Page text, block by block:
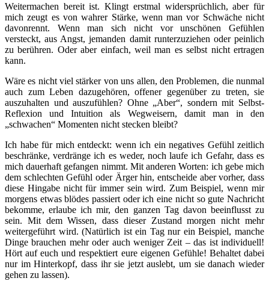
Weitermachen bereit ist. Klingt erstmal widersprüchlich, aber für
mich zeugt es von wahrer Stärke, wenn man vor Schwäche nicht
davonrennt. Wenn man sich nicht vor unschönen Gefühlen
versteckt, aus Angst, jemanden damit runterzuziehen oder peinlich
zu berühren. Oder aber einfach, weil man es selbst nicht ertragen
kann.
Wäre es nicht viel stärker von uns allen, den Problemen, die nunmal
auch zum Leben dazugehören, offener gegenüber zu treten, sie
auszuhalten und auszufühlen? Ohne „Aber“, sondern mit Selbst-
Reflexion und Intuition als Wegweisern, damit man in den
„schwachen“ Momenten nicht stecken bleibt?
Ich habe für mich entdeckt: wenn ich ein negatives Gefühl zeitlich
beschränke, verdränge ich es weder, noch laufe ich Gefahr, dass es
mich dauerhaft gefangen nimmt. Mit anderen Worten: ich gebe mich
dem schlechten Gefühl oder Ärger hin, entscheide aber vorher, dass
diese Hingabe nicht für immer sein wird. Zum Beispiel, wenn mir
morgens etwas blödes passiert oder ich eine nicht so gute Nachricht
bekomme, erlaube ich mir, den ganzen Tag davon beeinflusst zu
sein. Mit dem Wissen, dass dieser Zustand morgen nicht mehr
weitergeführt wird. (Natürlich ist ein Tag nur ein Beispiel, manche
Dinge brauchen mehr oder auch weniger Zeit – das ist individuell!
Hört auf euch und respektiert eure eigenen Gefühle! Behaltet dabei
nur im Hinterkopf, dass ihr sie jetzt auslebt, um sie danach wieder
gehen zu lassen).